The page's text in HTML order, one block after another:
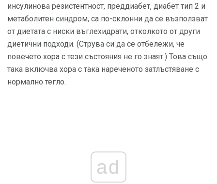
инсулинова резистентност, преддиабет, диабет тип 2 и
метаболитен синдром, са по-склонни да се възползват
от диетата с ниски въглехидрати, отколкото от други
диетични подходи. (Струва си да се отбележи, че
повечето хора с тези състояния не го знаят.) Това също
така включва хора с така нареченото затлъстяване с
нормално тегло.
ad